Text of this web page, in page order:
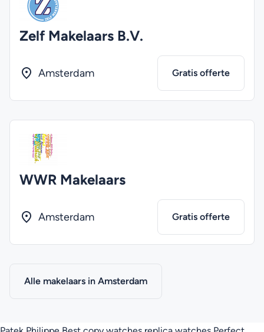
Zelf Makelaars B.V.
Amsterdam Gratis offerte
WWR Makelaars
Amsterdam Gratis offerte
Alle makelaars in Amsterdam